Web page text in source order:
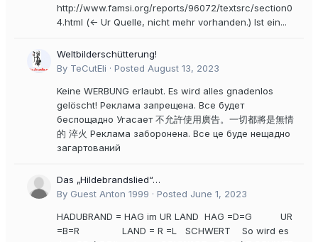
http://www.famsi.org/reports/96072/textsrc/section0
4.html (<- Ur Quelle, nicht mehr vorhanden.) Ist ein...
Weltbilderschütterung!
By TeCutEli · Posted August 13, 2023
Keine WERBUNG erlaubt. Es wird alles gnadenlos
gelöscht! Реклама запрещена. Все будет
беспощадно Угасает 不允許使用廣告。一切都將是無情
的 淬火 Реклама заборонена. Все це буде нещадно
загартований
Das „Hildebrandslied“…
By Guest Anton 1999 · Posted June 1, 2023
HADUBRAND = HAG im UR LAND HAG =D=G UR
=B=R LAND = R =L SCHWERT So wird es